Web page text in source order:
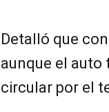
Detalló que
aunque el auto
circular por el